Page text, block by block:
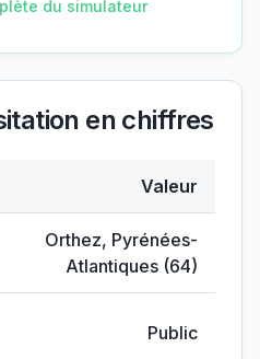
du simulateur
en chiffres
Valeur
Orthez, Pyrénées-
Atlantiques (64)
Public